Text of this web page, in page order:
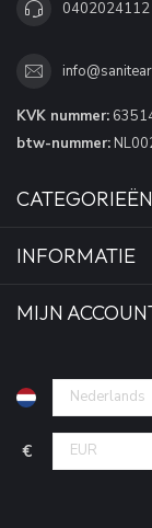
0402024112
KVK nummer:
btw-nummer:
CATEGORIEËN
INFORMATIE
MIJN
€